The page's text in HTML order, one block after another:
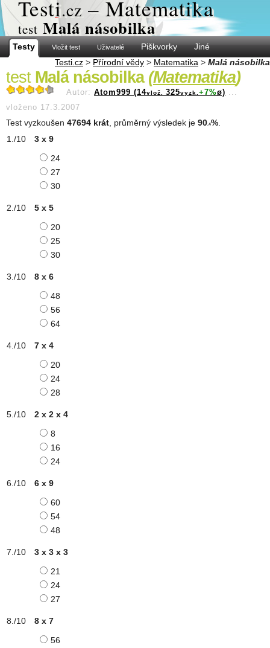
Testi.cz – Matematika
test Malá násobilka
Testy Vložit test Uživatelé Piškvorky
Jiné
Testi.cz > Přírodní vědy > Matematika > Malá násobilka
test Malá násobilka (Matematika)
Autor: Atom999 (14vlož. 325vyzk. +7%ø) ...
vloženo 17.3.2007
Test vyzkoušen 47694 krát , průměrný výsledek je 90 .4%
3 x 9
24
27
30
5 x 5
20
25
30
8 x 6
48
56
64
7 x 4
20
24
28
2 x 2 x 4
8
16
24
6 x 9
60
54
48
3 x 3 x 3
21
24
27
8 x 7
56